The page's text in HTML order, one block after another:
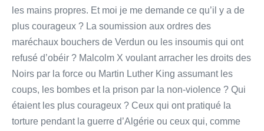
les mains propres. Et moi je me demande ce qu’il y a de
plus courageux ? La soumission aux ordres des
maréchaux bouchers de Verdun ou les insoumis qui ont
refusé d’obéir ? Malcolm X voulant arracher les droits des
Noirs par la force ou Martin Luther King assumant les
coups, les bombes et la prison par la non-violence ? Qui
étaient les plus courageux ? Ceux qui ont pratiqué la
torture pendant la guerre d’Algérie ou ceux qui, comme